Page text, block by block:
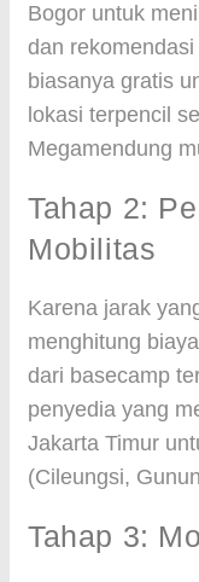
Bogor untuk
dan
biasanya gratis
lokasi terpencil
Megamendung
Tahap 2:
Mobilitas
Karena jarak
menghitung
dari basecamp
penyedia yang
Jakarta Timur
(Cileungsi,
Tahap 3: